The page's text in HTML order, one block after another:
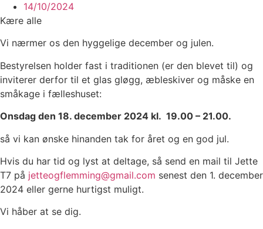
14/10/2024
Kære alle
Vi nærmer os den hyggelige december og julen.
Bestyrelsen holder fast i traditionen (er den blevet til) og
inviterer derfor til et glas gløgg, æbleskiver og måske en
småkage i fælleshuset:
Onsdag den 18. december 2024 kl. 19.00 – 21.00.
så vi kan ønske hinanden tak for året og en god jul.
Hvis du har tid og lyst at deltage, så send en mail til Jette
T7 på jetteogflemming@gmail.com senest den 1. december
2024 eller gerne hurtigst muligt.
Vi håber at se dig.